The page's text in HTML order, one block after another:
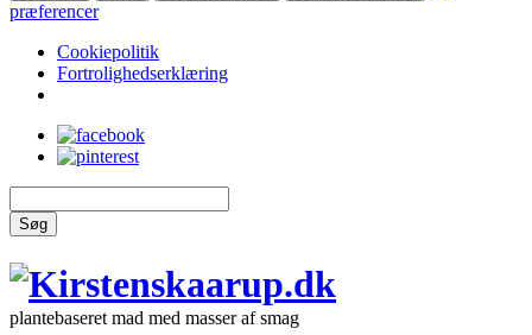
præferencer
Cookiepolitik
Fortrolighedserklæring
Søg
plantebaseret mad med masser af smag